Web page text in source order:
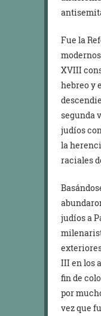
Fue la
XVIII
hebreo y
segunda
judíos
la
raciales
judíos a
III en los
fin de
por
vez que